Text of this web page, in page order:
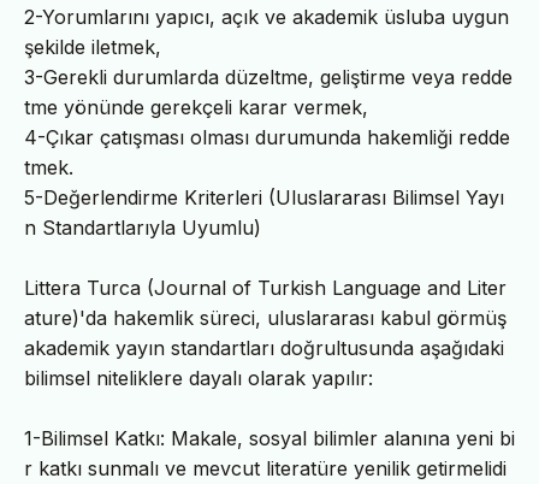
2-Yorumlarını yapıcı, açık ve akademik üsluba uygun
şekilde iletmek,
3-Gerekli durumlarda düzeltme, geliştirme veya redde
tme yönünde gerekçeli karar vermek,
4-Çıkar çatışması olması durumunda hakemliği redde
tmek.
5-Değerlendirme Kriterleri (Uluslararası Bilimsel Yayı
n Standartlarıyla Uyumlu)
Littera Turca (Journal of Turkish Language and Liter
ature)'da hakemlik süreci, uluslararası kabul görmüş
akademik yayın standartları doğrultusunda aşağıdaki
bilimsel niteliklere dayalı olarak yapılır:
1-Bilimsel Katkı: Makale, sosyal bilimler alanına yeni bi
r katkı sunmalı ve mevcut literatüre yenilik getirmelidi